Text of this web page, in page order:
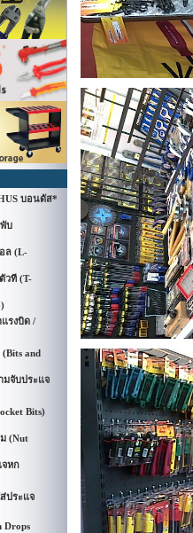
บอนดัส*
บ
ล (L-
วที (T-
แรงบิด /
and
มจับประแจ
Bits)
(Nut
จหก
ส่ประแจ
Drops